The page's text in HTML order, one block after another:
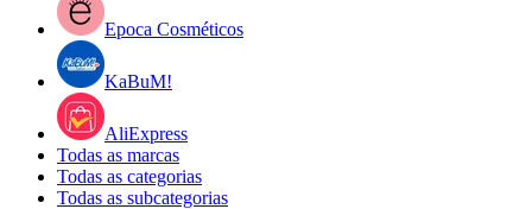
Epoca Cosméticos
KaBuM!
AliExpress
Todas as marcas
Todas as categorias
Todas as subcategorias